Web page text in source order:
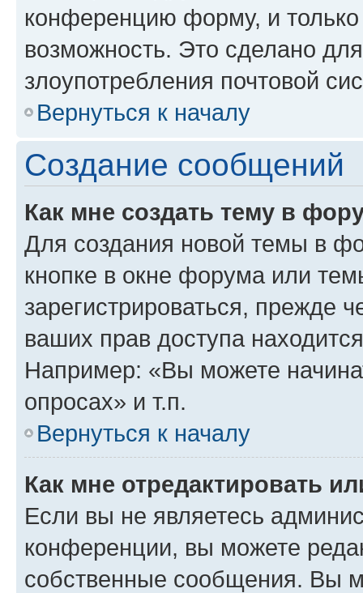
конференцию форму, и
возможность. Это сделано
злоупотребления почтовой
Вернуться к началу
Создание сообщений
Как мне создать тему в
Для создания новой темы в
кнопке в окне форума или
зарегистрироваться, прежде
ваших прав доступа
Например: «Вы можете
опросах» и т.п.
Вернуться к началу
Как мне отредактировать
Если вы не являетесь
конференции, вы можете
собственные сообщения. Вы